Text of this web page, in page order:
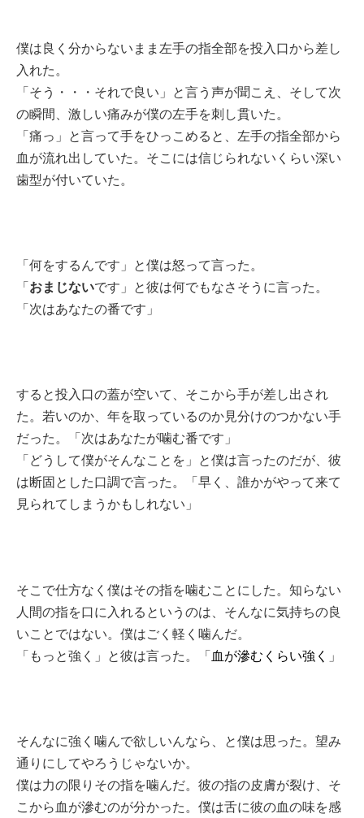
僕は良く分からないまま左手の指全部を投入口から差し
入れた。
「そう・・・それで良い」と言う声が聞こえ、そして次
の瞬間、激しい痛みが僕の左手を刺し貫いた。
「痛っ」と言って手をひっこめると、左手の指全部から
血が流れ出していた。そこには信じられないくらい深い
歯型が付いていた。
「何をするんです」と僕は怒って言った。
「おまじないです」と彼は何でもなさそうに言った。
「次はあなたの番です」
すると投入口の蓋が空いて、そこから手が差し出され
た。若いのか、年を取っているのか見分けのつかない手
だった。「次はあなたが噛む番です」
「どうして僕がそんなことを」と僕は言ったのだが、彼
は断固とした口調で言った。「早く、誰かがやって来て
見られてしまうかもしれない」
そこで仕方なく僕はその指を噛むことにした。知らない
人間の指を口に入れるというのは、そんなに気持ちの良
いことではない。僕はごく軽く噛んだ。
「もっと強く」と彼は言った。「血が滲むくらい強く 」
そんなに強く噛んで欲しいんなら、と僕は思った。望み
通りにしてやろうじゃないか。
僕は力の限りその指を噛んだ。彼の指の皮膚が裂け、そ
こから血が滲むのが分かった。僕は舌に彼の血の味を感